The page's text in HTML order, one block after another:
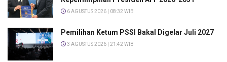
6 AGUSTUS 2026 | 08:32 WIB
Pemilihan Ketum PSSI Bakal Digelar Juli 2027
3 AGUSTUS 2026 | 21:42 WIB